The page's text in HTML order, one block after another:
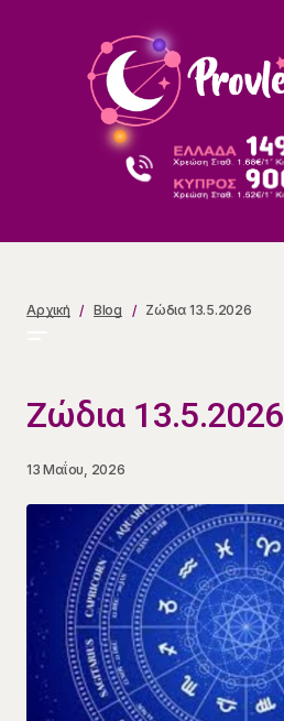
Αρχική Blog Ζώδια 13.5.2026
Ζώδια 13.5.2026
13 Μαΐου, 2026